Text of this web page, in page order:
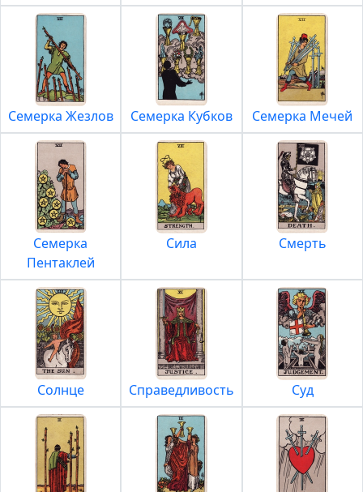
Семерка Жезлов Семерка Кубков Семерка Мечей
Семерка
Пентаклей
Сила Смерть
Солнце Справедливость Суд